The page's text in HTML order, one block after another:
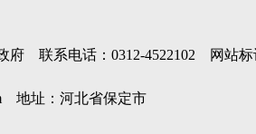
府 联系电话：0312-4522102 网站标
地址：河北省保定市